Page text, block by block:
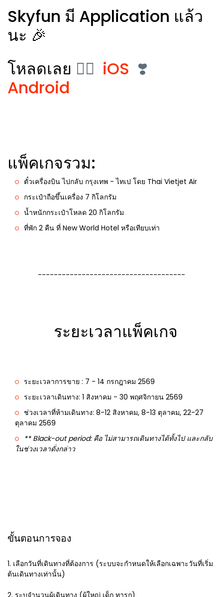
Skyfun มี Application แล้ว
นะ 🎉
โหลดเลย 👉🏻 iOS ❣️
Android
แพ็คเกจรวม:
ตั๋วเครื่องบิน ไปกลับ กรุงเทพ - ไทเป โดย Thai Vietjet Air
กระเป๋าถือขึ้นเครื่อง 7 กิโลกรัม
น้ำหนักกระเป๋าโหลด 20 กิโลกรัม
ที่พัก 2 คืน ที่ New World Hotel หรือเทียบเท่า
-------------------------------------
ระยะเวลาแพ็คเกจ
ระยะเวลาการขาย : 7 - 14 กรกฎาคม 2569
ระยะเวลาเดินทาง: 1 สิงหาคม - 30 พฤศจิกายน 2569
ช่วงเวลาที่ห้ามเดินทาง: 8-12 สิงหาคม, 8-13 ตุลาคม, 22-27
ตุลาคม 2569
** Black-out period: คือ ไม่สามารถเดินทางได้ทั้งไป และกลับ
ในช่วงเวลาดั่งกล่าว
ขั้นตอนการจอง
1. เลือกวันที่เดินทางที่ต้องการ (ระบบจะกำหนดให้เลือกเฉพาะวันที่เริ่ม
ต้นเดินทางเท่านั้น)
2. ระบุจำนวนผู้เดินทาง (ผู้ใหญ่ เด็ก ทารก)